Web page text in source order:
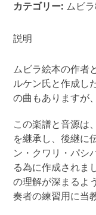
教
「ル
ン・
ク
ワ
パ
シ
パ
ミ
レ
氏
カテゴリー: ムビ
説明
ムビラ絵本の作者
ルケン氏と作成し
の曲もありますが
この楽譜と音源
を継承し、後継に
ン・クワリ・パシ
る為に作成されま
の理解が深まるよ
奏者の練習用に当